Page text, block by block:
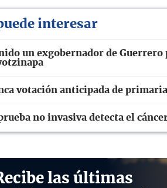
interesar
un exgobernador de Guerrero
votación anticipada de
no invasiva detecta el
las últimas